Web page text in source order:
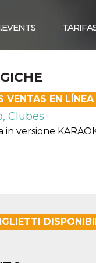
VENTAS EN
Clubes
in versione